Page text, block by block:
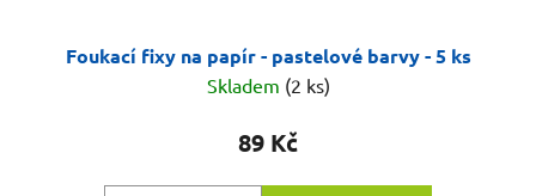
Foukací fixy na papír - pastelové barvy - 5 ks
Skladem (2 ks)
89 Kč